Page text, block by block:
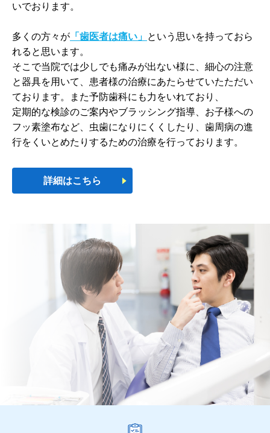
アクセス
いでおります。
多くの方々が 「歯医者は痛い」 という思いを持っておら
れると思います。
そこで当院では少しでも痛みが出ない様に、細心の注意
と器具を用いて、患者様の治療にあたらせていたただい
ております。また予防歯科にも力をいれており、
定期的な検診のご案内やブラッシング指導、お子様への
フッ素塗布など、虫歯になりにくくしたり、歯周病の進
行をくいとめたりするための治療を行っております。
詳細はこちら